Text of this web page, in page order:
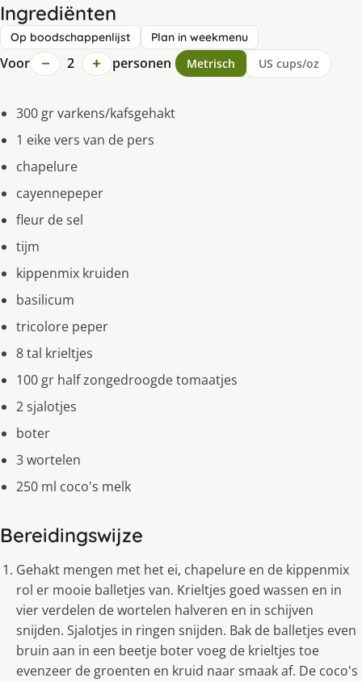
Ingrediënten
Op boodschappenlijst Plan in weekmenu
Voor − 2 + personen Metrisch US cups/oz
300 gr varkens/kafsgehakt
1 eike vers van de pers
chapelure
cayennepeper
fleur de sel
tijm
kippenmix kruiden
basilicum
tricolore peper
8 tal krieltjes
100 gr half zongedroogde tomaatjes
2 sjalotjes
boter
3 wortelen
250 ml coco's melk
Bereidingswijze
Gehakt mengen met het ei, chapelure en de kippenmix
rol er mooie balletjes van. Krieltjes goed wassen en in
vier verdelen de wortelen halveren en in schijven
snijden. Sjalotjes in ringen snijden. Bak de balletjes even
bruin aan in een beetje boter voeg de krieltjes toe
evenzeer de groenten en kruid naar smaak af. De coco's